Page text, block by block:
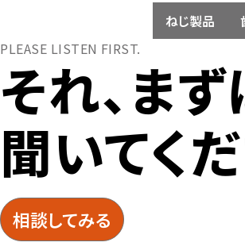
ねじ製品
PLEASE LISTEN FIRST.
それ、ま
聞いてくだ
相談してみる